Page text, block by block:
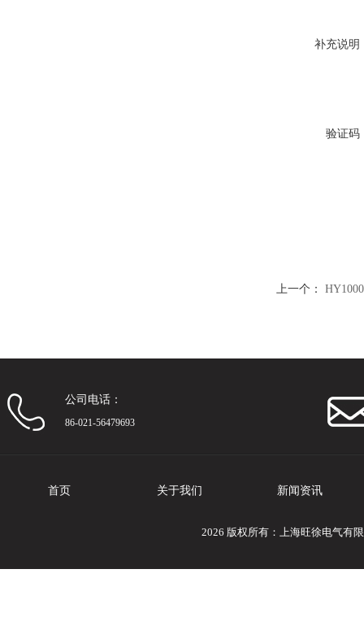
补充说明
验证码
上一个：
公司电话：
86-021-56479693
首页 关于我们 新闻资讯
2026 版权所有：上海旺徐电气有